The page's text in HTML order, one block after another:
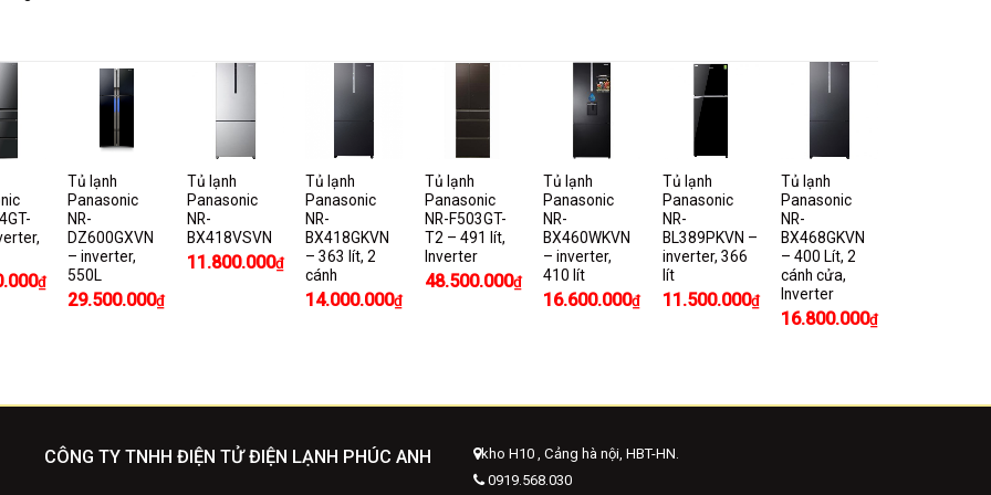
₫
Tủ lạnh
Panasonic
NR-
DZ600GXVN
– inverter,
550L
29.500.000₫
Tủ lạnh
Panasonic
NR-
BX418VSVN
11.800.000₫
Tủ lạnh
Panasonic
NR-
BX418GKVN
– 363 lít, 2
cánh
14.000.000₫
Tủ lạnh
Panasonic
NR-F503GT-
T2 – 491 lít,
Inverter
48.500.000₫
Tủ lạnh
Panasonic
NR-
BX460WKVN
– inverter,
410 lít
16.600.000₫
Tủ lạnh
Panasonic
NR-
BL389PKVN –
inverter, 366
lít
11.500.000₫
Tủ lạnh
Panasonic
NR-
BX468GKVN
– 400 Lít, 2
cánh cửa,
Inverter
16.800.000₫
CÔNG TY TNHH ĐIỆN TỬ ĐIỆN LẠNH PHÚC ANH
kho H10 , Cảng hà nội, HBT-HN.
0919.568.030